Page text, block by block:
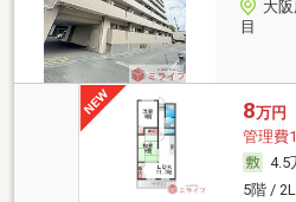
大
目
8万円
管理費
4.5
5階 /